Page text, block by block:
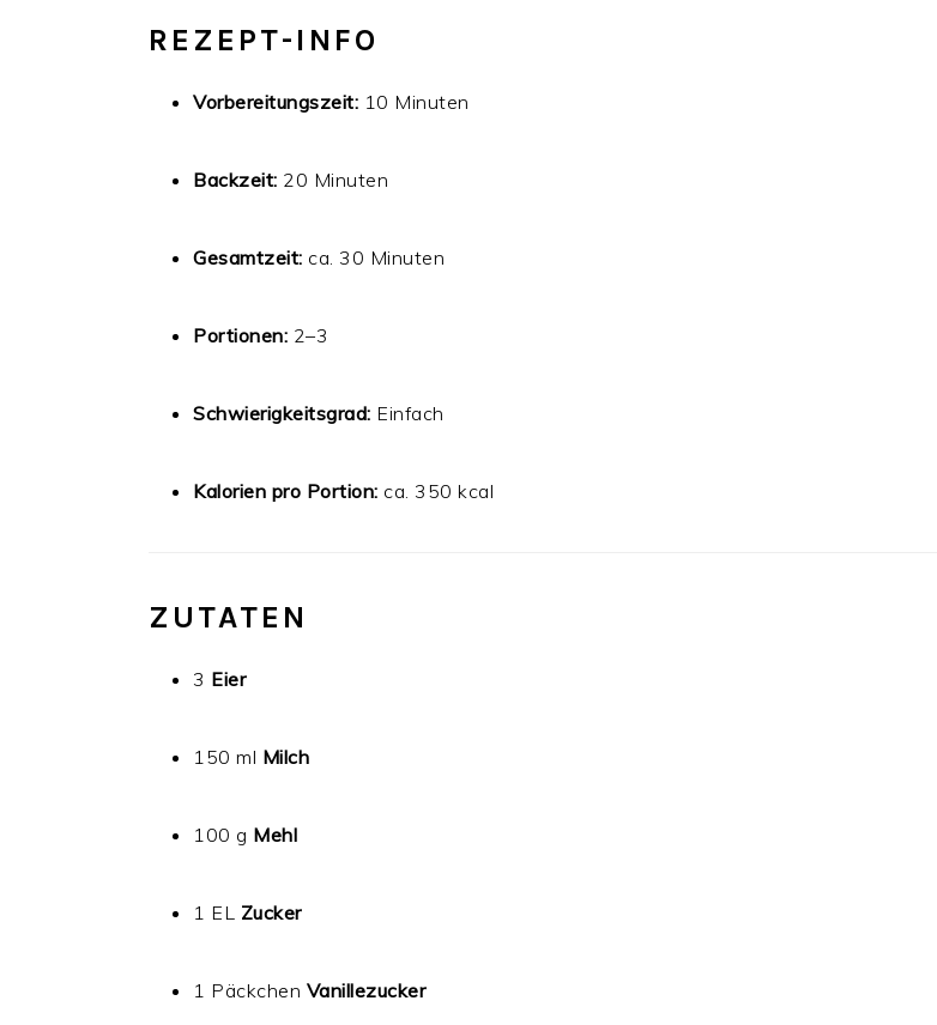
REZEPT-INFO
Vorbereitungszeit: 10 Minuten
Backzeit: 20 Minuten
Gesamtzeit: ca. 30 Minuten
Portionen: 2–3
Schwierigkeitsgrad: Einfach
Kalorien pro Portion: ca. 350 kcal
ZUTATEN
3 Eier
150 ml Milch
100 g Mehl
1 EL Zucker
1 Päckchen Vanillezucker